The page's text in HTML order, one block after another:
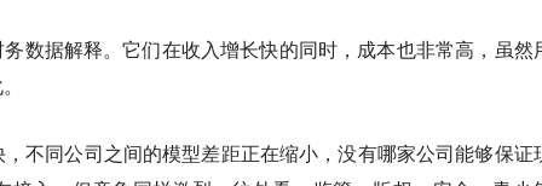
数据解释。它们在收入增长快的同时，成本也非常高，虽然
不同公司之间的模型差距正在缩小，没有哪家公司能够保证